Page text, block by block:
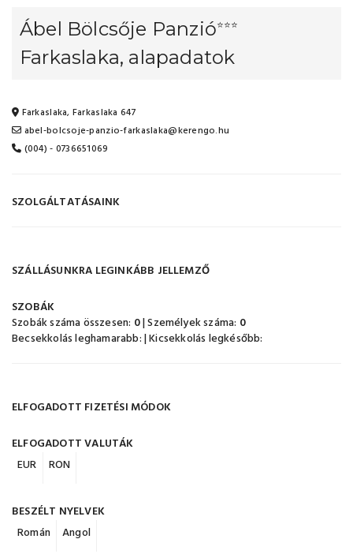
Ábel Bölcsője Panzió⭐⭐⭐
Farkaslaka, alapadatok
Farkaslaka, Farkaslaka 647
abel-bolcsoje-panzio-farkaslaka@kerengo.hu
(004) - 0736651069
SZOLGÁLTATÁSAINK
SZÁLLÁSUNKRA LEGINKÁBB JELLEMZŐ
SZOBÁK
Szobák száma összesen: 0| Személyek száma: 0
Becsekkolás leghamarabb:| Kicsekkolás legkésőbb:
ELFOGADOTT FIZETÉSI MÓDOK
ELFOGADOTT VALUTÁK
EUR
RON
BESZÉLT NYELVEK
Román
Angol